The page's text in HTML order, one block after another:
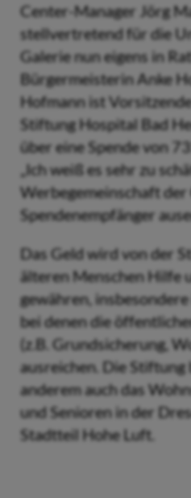
Center-Manager Jörg
stellvertretend für die
Galerie nun eigens in
Bürgermeisterin Anke
Hofmann ist
Stiftung Hospital Bad
über eine Spende von
„Ich weiß es sehr zu
Werbegemeinschaft
Spendenempfänger
Das Geld wird von der
älteren Menschen Hilfe
gewähren,
bei denen die
(z.B. Grundsicherung,
ausreichen. Die
anderem auch das
und Senioren in der
Stadtteil Hohe Luft.